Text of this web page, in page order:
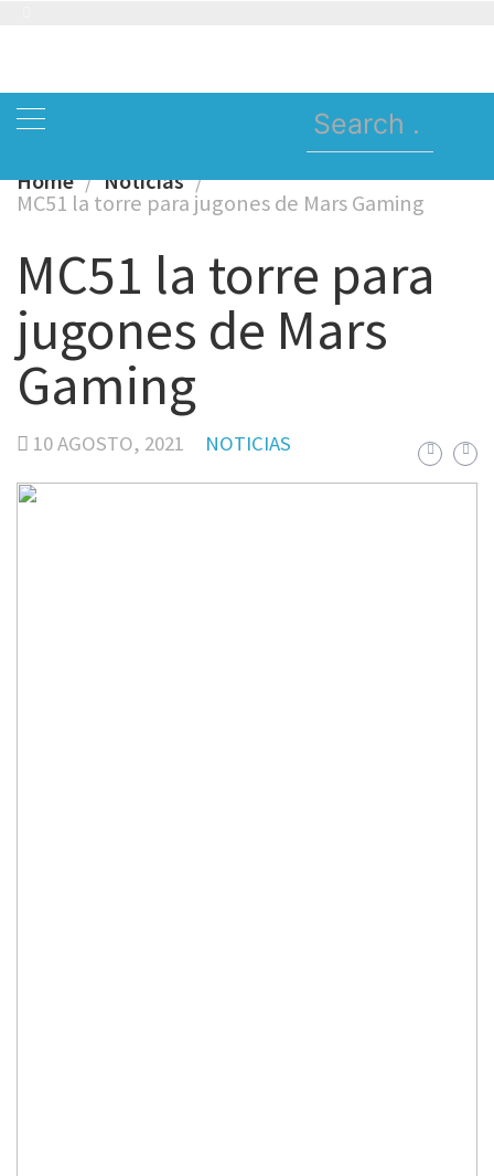
Search
for:
Home Noticias
MC51 la torre para jugones de Mars Gaming
MC51 la torre para
jugones de Mars
Gaming
10 AGOSTO, 2021 NOTICIAS